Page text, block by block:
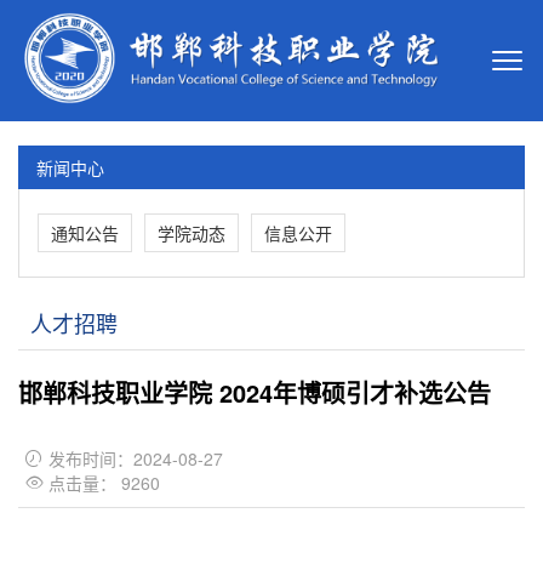
新闻中心
通知公告 学院动态 信息公开
人才招聘
邯郸科技职业学院 2024年博硕引才补选公告
 发布时间：2024-08-27
 点击量： 9260